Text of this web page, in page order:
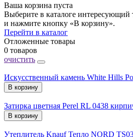
Ваша корзина пуста
Выберите в каталоге интересующий
и нажмите кнопку «В корзину».
Перейти в каталог
Отложенные товары
0 товаров
очистить
Искусственный камень White Hills
В корзину
Затирка цветная Perel RL 0438
В корзину
Утеплитель Knauf Тепло NORD